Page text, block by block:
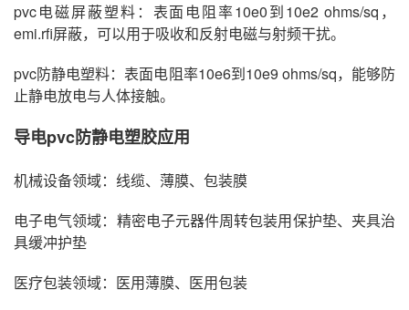
pvc电磁屏蔽塑料：表面电阻率10e0到10e2 ohms/sq，
emi.rfi屏蔽，可以用于吸收和反射电磁与射频干扰。
pvc防静电塑料：表面电阻率10e6到10e9 ohms/sq，能够防
止静电放电与人体接触。
导电pvc防静电塑胶应用
机械设备领域：线缆、薄膜、包装膜
电子电气领域：精密电子元器件周转包装用保护垫、夹具治
具缓冲护垫
医疗包装领域：医用薄膜、医用包装